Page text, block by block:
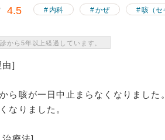
4.5 内科 かぜ 咳（セ
から5年以上経過しています。
由]
ら咳が一日中止まらなくなりました
なりました。